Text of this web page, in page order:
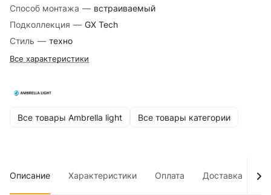
Способ монтажа — встраиваемый
Подколлекция — GX Tech
Стиль — техно
Все характеристики
Все товары Ambrella light Все товары категории
Описание Характеристики Оплата Доставка